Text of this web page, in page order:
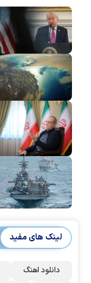
لینک های مفید
دانلود اهنگ